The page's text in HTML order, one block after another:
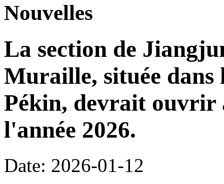
Nouvelles
La section de
Muraille, située
Pékin, devrait ouvrir
l'année 2026.
Date: 2026-01-12